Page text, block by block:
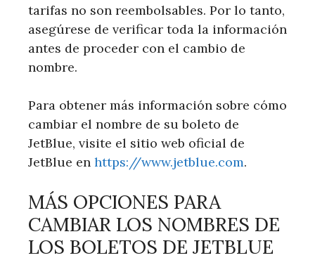
tarifas no son reembolsables. Por lo tanto,
asegúrese de verificar toda la información
antes de proceder con el cambio de
nombre.
Para obtener más información sobre cómo
cambiar el nombre de su boleto de
JetBlue, visite el sitio web oficial de
JetBlue en https://www.jetblue.com.
MÁS OPCIONES PARA
CAMBIAR LOS NOMBRES DE
LOS BOLETOS DE JETBLUE